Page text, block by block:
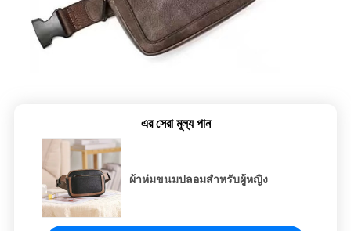
এর সেরা মূল্য পান
ผ้าห่มขนมปลอมสําหรับผู้หญิง